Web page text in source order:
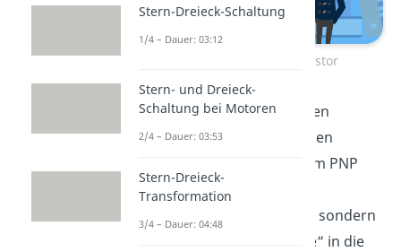
Zum Video: PNP Transistor
Wenn wir wieder zu unseren
Anschauung mit zwei Dioden
zurückkehren, hast du beim PNP
Transistor nicht zwei
entgegengesetzte Dioden, sondern
zwei Dioden, deren „Spitze“ in die
Stern-Dreieck-Schaltung
1/4 – Dauer: 03:12
Stern- und Dreieck-
Schaltung bei Motoren
2/4 – Dauer: 03:53
Stern-Dreieck-
Transformation
3/4 – Dauer: 04:48